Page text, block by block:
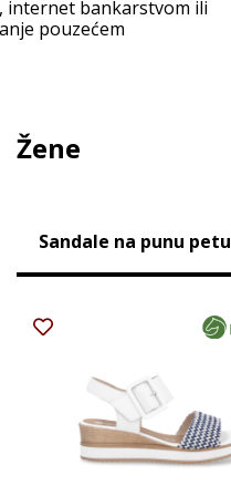
internet bankarstvom ili
pouzećem
Žene
Sandale na punu petu